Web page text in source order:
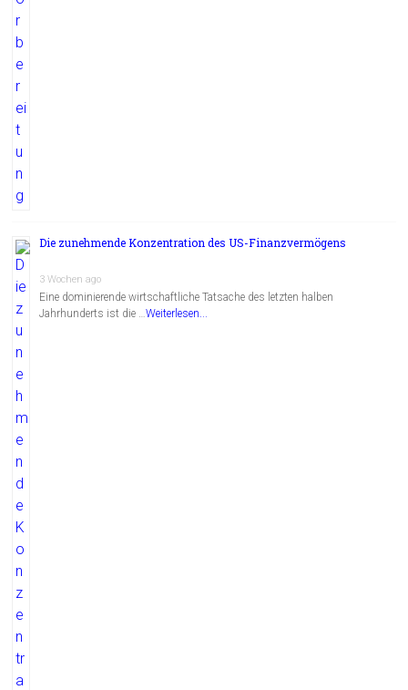
Die zunehmende Konzentration des US-Finanzvermögens
3 Wochen ago
Eine dominierende wirtschaftliche Tatsache des letzten halben
Jahrhunderts ist die …Weiterlesen...